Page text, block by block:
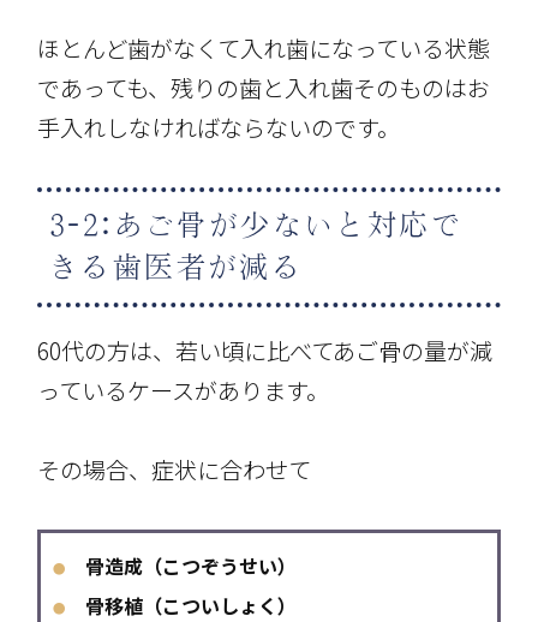
ほとんど歯がなくて入れ歯になっている状態
であっても、残りの歯と入れ歯そのものはお
手入れしなければならないのです。
3-2:あご骨が少ないと対応で
きる歯医者が減る
60代の方は、若い頃に比べてあご骨の量が減
っているケースがあります。
その場合、症状に合わせて
● 骨造成（こつぞうせい）
● 骨移植（こついしょく）